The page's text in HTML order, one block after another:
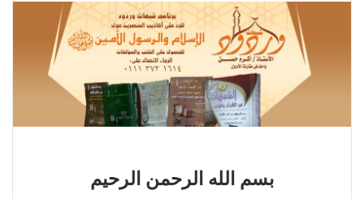
بسم الله الرحمن الرحيم